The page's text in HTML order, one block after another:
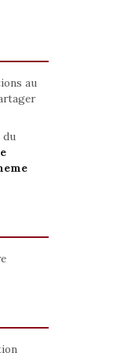
au
du